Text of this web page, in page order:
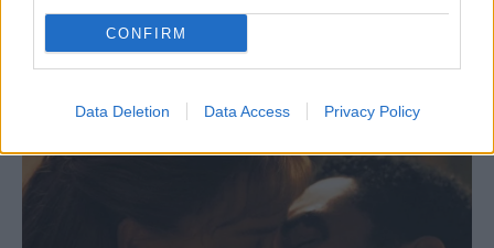
CONFIRM
Data Deletion Data Access Privacy Policy